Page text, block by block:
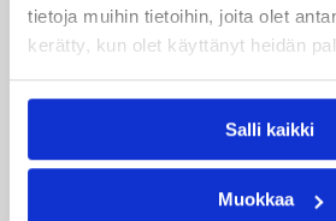
tietoja muihin tietoihin, joita olet
kerätty, kun olet käyttänyt heidän
Salli kaikki
Muokkaa
Koripalloliitto 03.08.2026 15:25
Game On –
mestariksi -koulutus